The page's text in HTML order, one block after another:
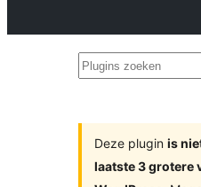
Plugins
Deze plugin is
laatste 3 grotere